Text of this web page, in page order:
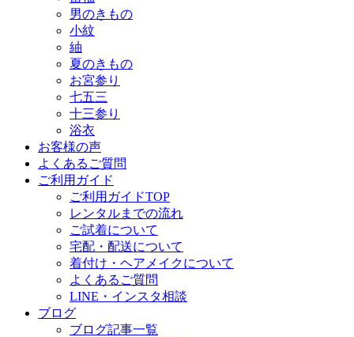
男のきもの
小紋
紬
夏のきもの
お宮参り
七五三
十三参り
浴衣
お客様の声
よくあるご質問
ご利用ガイド
ご利用ガイドTOP
レンタルまでの流れ
ご試着について
宅配・配送について
着付け・ヘアメイクについて
よくあるご質問
LINE・インスタ相談
ブログ
ブログ記事一覧